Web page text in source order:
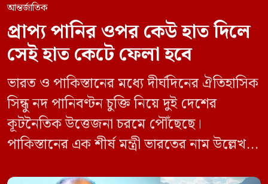
আন্তর্জাতিক
প্রাপ্য পানির ওপর কেউ হাত দিলে
সেই হাত কেটে ফেলা হবে
ভারত ও পাকিস্তানের মধ্যে দীর্ঘদিনের ঐতিহাসিক
সিন্ধু নদ পানিবণ্টন চুক্তি নিয়ে দুই দেশের
কূটনৈতিক উত্তেজনা চরমে পৌঁছেছে।
পাকিস্তানের এক শীর্ষ মন্ত্রী ভারতের নাম উল্লেখ না